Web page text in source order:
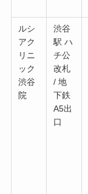
ルシ
アク
リニ
ック
渋谷
院
渋谷
駅 ハ
チ公
改札
/ 地
下鉄
A5出
口